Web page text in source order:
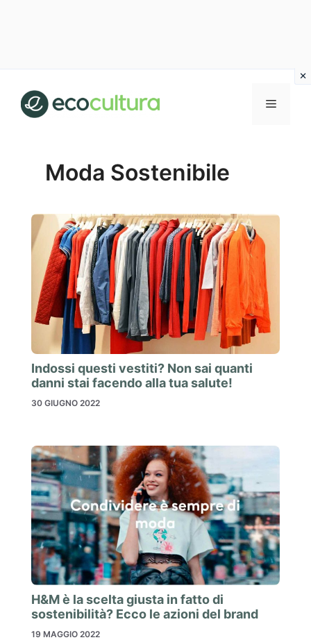
contenuto
MENU
Moda Sostenibile
Indossi questi vestiti? Non sai quanti
danni stai facendo alla tua salute!
30 GIUGNO 2022
H&M è la scelta giusta in fatto di
sostenibilità? Ecco le azioni del brand
19 MAGGIO 2022